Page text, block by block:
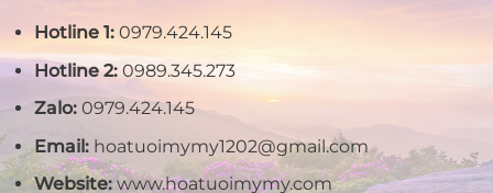
Hotline 1:0979.424.145
Hotline 2:0989.345.273
Zalo:0979.424.145
Email:hoatuoimymy1202@gmail.com
Website:www.hoatuoimymy.com